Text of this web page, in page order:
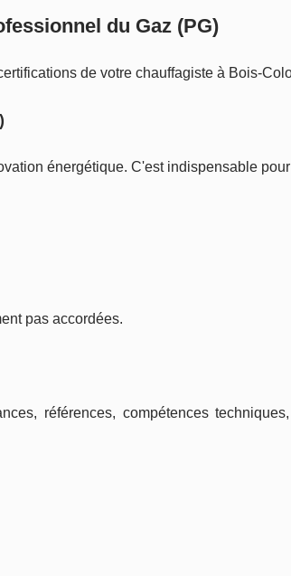
du Gaz (PG)
de votre chauffagiste à Bois-
énergétique. C'est indispensable pour
pas accordées.
références, compétences